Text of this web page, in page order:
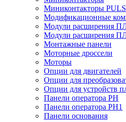
Миниконтакторы
Модификационные
Модули расширения
Модули расширения
Монтажные панели
Моторные дроссели
Моторы
Опции для двигателей
Опции для
Опции для устройств
Панели оператора PH
Панели оператора PH1
Панели основания